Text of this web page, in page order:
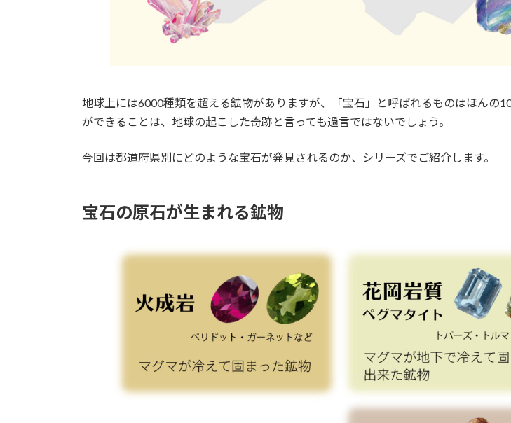
地球上には6000種類を超える鉱物がありますが、「宝石」と呼ばれるものはほんの
ができることは、地球の起こした奇跡と言っても過言ではないでしょう。
今回は都道府県別にどのような宝石が発見されるのか、シリーズでご紹介します。
宝石の原石が生まれる鉱物